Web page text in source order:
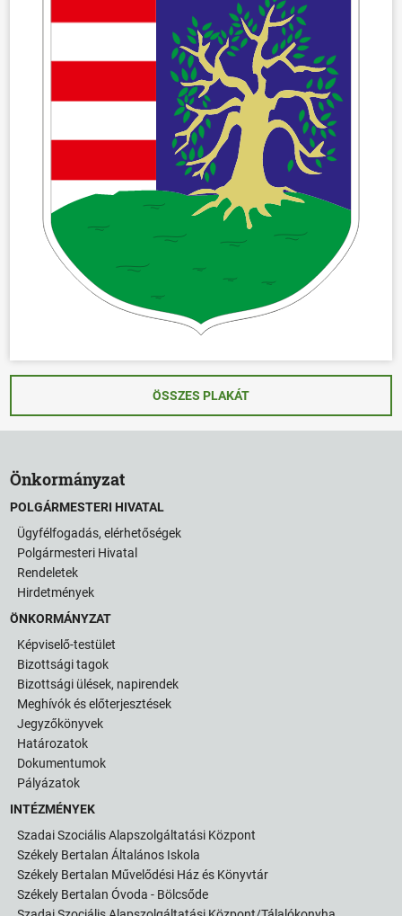
ÖSSZES PLAKÁT
Önkormányzat
POLGÁRMESTERI HIVATAL
Ügyfélfogadás, elérhetőségek
Polgármesteri Hivatal
Rendeletek
Hirdetmények
ÖNKORMÁNYZAT
Képviselő-testület
Bizottsági tagok
Bizottsági ülések, napirendek
Meghívók és előterjesztések
Jegyzőkönyvek
Határozatok
Dokumentumok
Pályázatok
INTÉZMÉNYEK
Szadai Szociális Alapszolgáltatási Központ
Székely Bertalan Általános Iskola
Székely Bertalan Művelődési Ház és Könyvtár
Székely Bertalan Óvoda - Bölcsőde